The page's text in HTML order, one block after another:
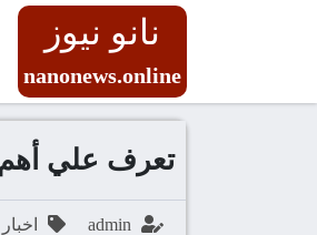
نانو نيوز
nanonews.online
تعرف علي أهم مباريات
admin